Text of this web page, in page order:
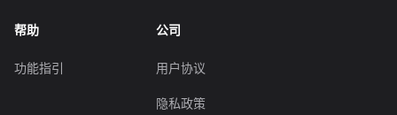
帮助
功能指引
公司
用户协议
隐私政策